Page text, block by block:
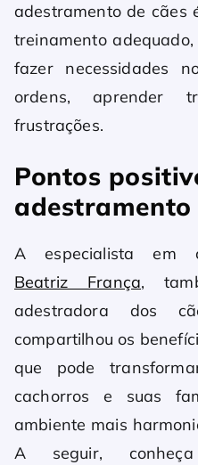
adestramento de cães
treinamento
fazer necessidades
ordens, aprender
frustrações.
Pontos
adestramento
A especialista em
Beatriz França,
adestradora dos
compartilhou os
que pode
cachorros e suas
ambiente mais
A seguir,